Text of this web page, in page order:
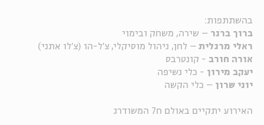
בהשתתפות:
ברוך ברנר – שירה, משחק ובימוי
ראלי מרגלית – לחן, ניהול מוסיקלי, צ'ל-הו (צ'לו אתני)
אורה חורב - קונטרבס
יעקב מירון - כלי נשיפה
יוני שרון – כלי הקשה
האירוע יתקיים באולם ח7 המשודרג